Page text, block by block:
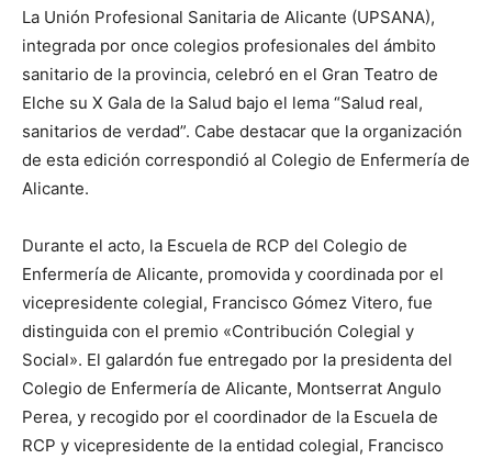
La Unión Profesional Sanitaria de Alicante (UPSANA),
integrada por once colegios profesionales del ámbito
sanitario de la provincia, celebró en el Gran Teatro de
Elche su X Gala de la Salud bajo el lema “Salud real,
sanitarios de verdad”. Cabe destacar que la organización
de esta edición correspondió al Colegio de Enfermería de
Alicante.
Durante el acto, la Escuela de RCP del Colegio de
Enfermería de Alicante, promovida y coordinada por el
vicepresidente colegial, Francisco Gómez Vitero, fue
distinguida con el premio «Contribución Colegial y
Social». El galardón fue entregado por la presidenta del
Colegio de Enfermería de Alicante, Montserrat Angulo
Perea, y recogido por el coordinador de la Escuela de
RCP y vicepresidente de la entidad colegial, Francisco